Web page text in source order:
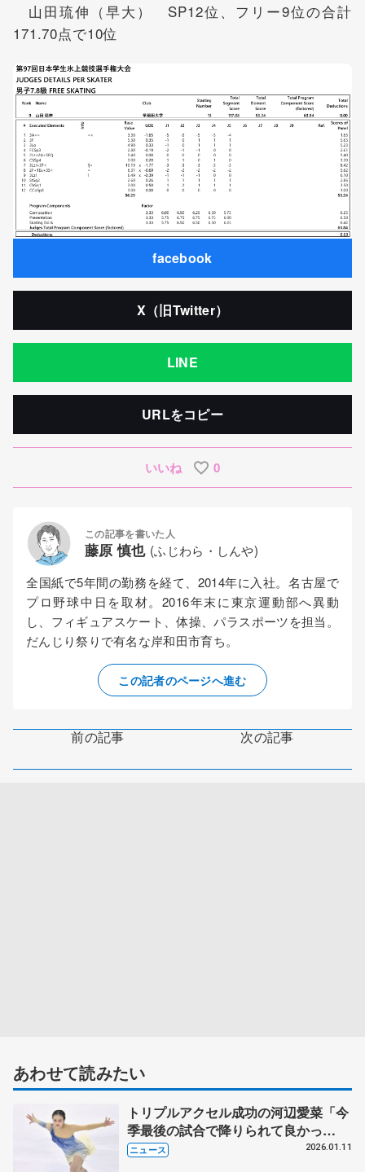
山田琉伸（早大） SP12位、フリー9位の合計
171.70点で10位
facebook
X（旧Twitter）
LINE
URLをコピー
いいね 0
この記事を書いた人
藤原 慎也 (ふじわら・しんや)
全国紙で5年間の勤務を経て、2014年に入社。名古屋で
プロ野球中日を取材。2016年末に東京運動部へ異動
し、フィギュアスケート、体操、パラスポーツを担当。
だんじり祭りで有名な岸和田市育ち。
この記者のページへ進む
前の記事 次の記事
あわせて読みたい
トリプルアクセル成功の河辺愛菜「今
季最後の試合で降りられて良かっ
た」 日本学生フィギュア女子フリー
ニュース 2026.01.11